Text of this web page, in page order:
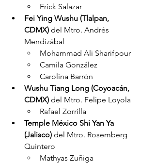
Erick Salazar
Fei Ying Wushu (Tlalpan,
CDMX) del Mtro. Andrés
Mendizábal
Mohammad Ali Sharifpour
Camila González
Carolina Barrón
Wushu Tiang Long (Coyoacán,
CDMX) del Mtro. Felipe Loyola
Rafael Zorrilla
Temple México Shi Yan Ya
(Jalisco) del Mtro. Rosemberg
Quintero
Mathyas Zuñiga